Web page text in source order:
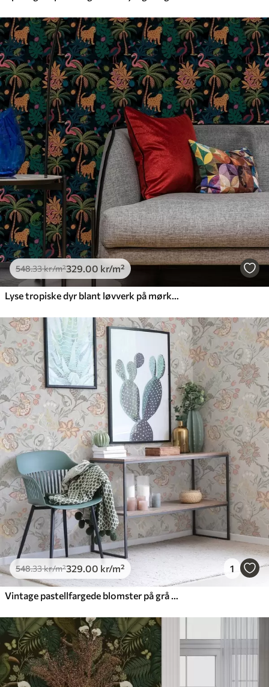
548.33kr/m²329.00 kr/m²
Lyse tropiske dyr blant løvverk på mørk bakgrunn
548.33kr/m²329.00 kr/m² 1
Vintage pastellfargede blomster på grå bakgrunn